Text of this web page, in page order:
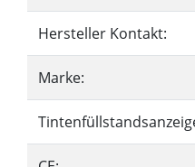
Hersteller Kontakt:
Marke: